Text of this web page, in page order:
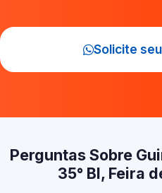
Solicite
Perguntas Sobre
35° BI, Feira